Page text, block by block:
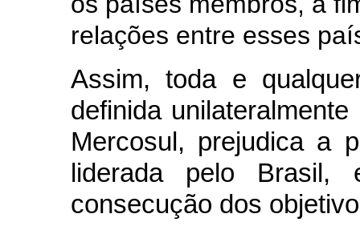
relações entre esses
Assim, toda e
definida
Mercosul, prejudica a
liderada pelo Brasil,
consecução dos